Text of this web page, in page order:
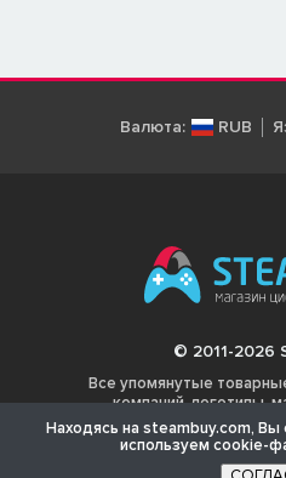
Валюта: RUB
© 2011-2026
Все упомянутые
компаний, логотипы,
собственностью
Находясь на steambuy.com,
используем cookie-